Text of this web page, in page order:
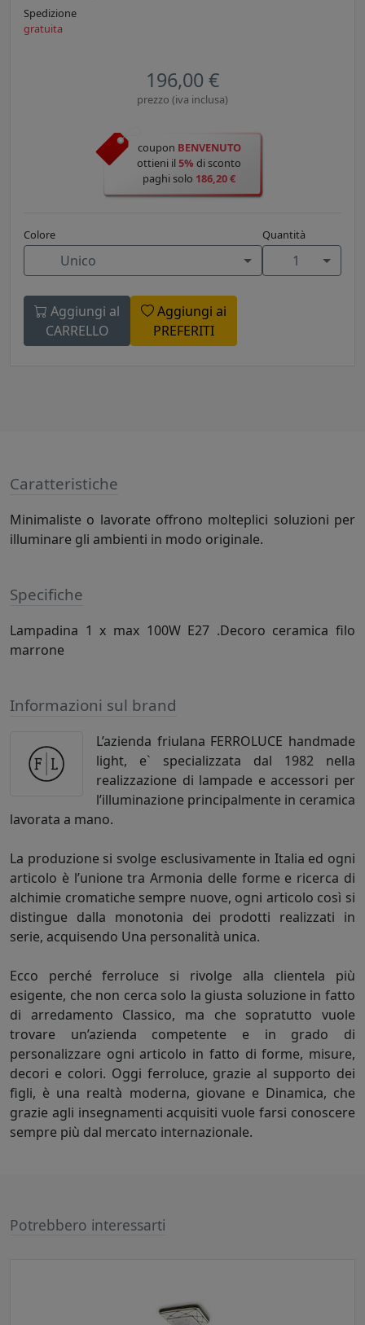
Spedizione
gratuita
196,00 €
prezzo (iva inclusa)
coupon BENVENUTO
ottieni il5% di sconto
paghi solo 186,20 €
Colore
Unico
Quantità
1
Aggiungi al
CARRELLO
Aggiungi ai
PREFERITI
Caratteristiche
Minimaliste o lavorate offrono molteplici soluzioni per
illuminare gli ambienti in modo originale.
Specifiche
Lampadina 1 x max 100W E27 .Decoro ceramica filo
marrone
Informazioni sul brand
L’azienda friulana FERROLUCE handmade
light, e` specializzata dal 1982 nella
realizzazione di lampade e accessori per
l’illuminazione principalmente in ceramica
lavorata a mano.
La produzione si svolge esclusivamente in Italia ed ogni
articolo è l’unione tra Armonia delle forme e ricerca di
alchimie cromatiche sempre nuove, ogni articolo così si
distingue dalla monotonia dei prodotti realizzati in
serie, acquisendo Una personalità unica.
Ecco perché ferroluce si rivolge alla clientela più
esigente, che non cerca solo la giusta soluzione in fatto
di arredamento Classico, ma che sopratutto vuole
trovare un’azienda competente e in grado di
personalizzare ogni articolo in fatto di forme, misure,
decori e colori. Oggi ferroluce, grazie al supporto dei
figli, è una realtà moderna, giovane e Dinamica, che
grazie agli insegnamenti acquisiti vuole farsi conoscere
sempre più dal mercato internazionale.
Potrebbero interessarti